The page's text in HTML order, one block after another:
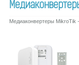
Медиаконвертеры MikroTik